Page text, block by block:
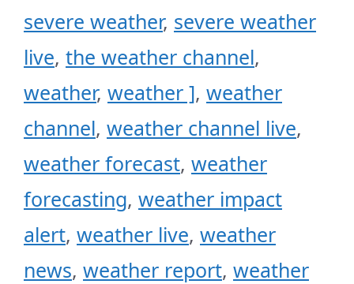
severe weather, severe weather
live, the weather channel,
weather, weather ], weather
channel, weather channel live,
weather forecast, weather
forecasting, weather impact
alert, weather live, weather
news, weather report, weather